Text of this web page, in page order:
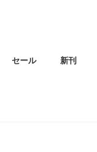
セール 新刊